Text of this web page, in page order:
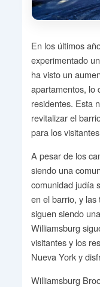
En los últimos
experimentado
ha visto un
apartamentos, lo
residentes. Esta
revitalizar el
para los
A pesar de los
siendo una
comunidad judía
en el barrio, y las
siguen siendo
Williamsburg
visitantes y los
Nueva York y
Williamsburg